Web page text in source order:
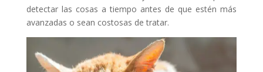
detectar las cosas a tiempo antes de que estén más
avanzadas o sean costosas de tratar.